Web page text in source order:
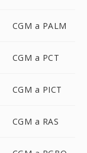
CGM a PALM
CGM a PCT
CGM a PICT
CGM a RAS